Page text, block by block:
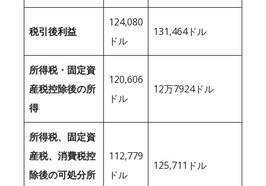
税引後利益
124,080
ドル
131,464ドル
所得税・固定資
産税控除後の所
得
120,606
ドル
12万7924ドル
所得税、固定資
産税、消費税控
除後の可処分所
112,779
ドル
125,711ドル